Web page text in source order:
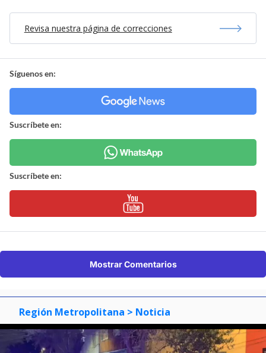
Revisa nuestra página de correcciones
Síguenos en:
Suscríbete en:
Suscríbete en:
Mostrar Comentarios
Región Metropolitana > Noticia